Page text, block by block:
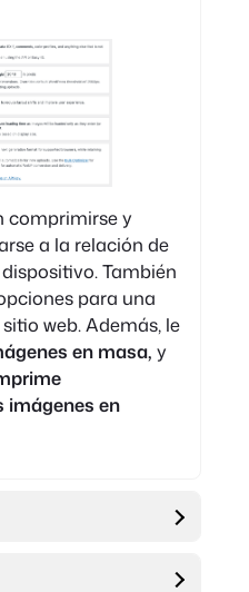
comprimirse y
a la relación de
También
para una
web. Además, le
en masa, y
en